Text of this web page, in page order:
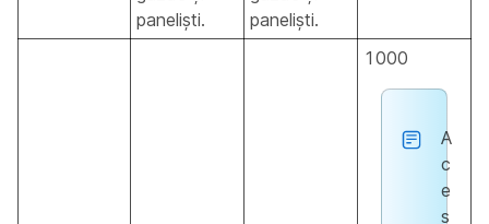
paneliști.
paneliști.
1000
A
c
e
s